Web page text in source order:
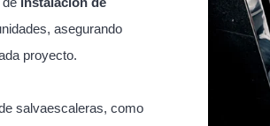
asegurando
proyecto.
salvaescaleras, como